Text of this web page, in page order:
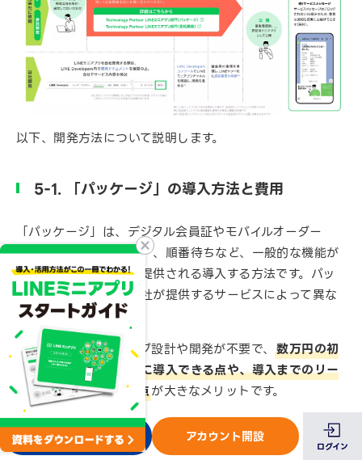
以下、開発方法について説明します。
5-1. 「パッケージ」の導入方法と費用
「パッケージ」は、デジタル会員証やモバイルオーダー
（店内注文・店外注文）、順番待ちなど、一般的な機能が
一式開発済みの状態で提供される導入する方法です。パッ
ケージ内容は、開発会社が提供するサービスによって異な
ります。
自社でのプログラミング設計や開発が不要で、数万円の初
期費用から比較的安価に導入できる点や、導入までのリー
ドタイムを短くできる点が大きなメリットです。
また、パッケージは機能やフォーマットが決まっているた
め、一般的には運用・オペレーションを統一したい店舗に
お問い合わせ アカウント開設
ログイン